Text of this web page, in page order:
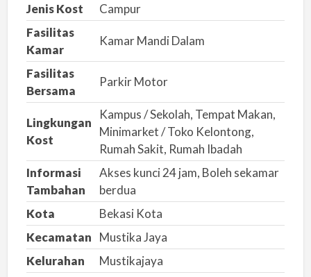
n
m
a
s
a
a
Jenis Kost
Campur
Fasilitas
Kamar
Kamar Mandi Dalam
Fasilitas
Bersama
Parkir Motor
Lingkungan
Kost
Kampus / Sekolah, Tempat Makan,
Minimarket / Toko Kelontong,
Rumah Sakit, Rumah Ibadah
Informasi
Tambahan
Akses kunci 24 jam, Boleh sekamar
berdua
Kota
Bekasi Kota
Kecamatan
Mustika Jaya
Kelurahan
Mustikajaya